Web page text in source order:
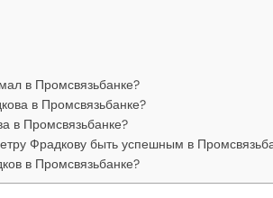
в Промсвязьбанке?
в Промсвязьбанке?
в Промсвязьбанке?
Фрадкову быть успешным в
в Промсвязьбанке?